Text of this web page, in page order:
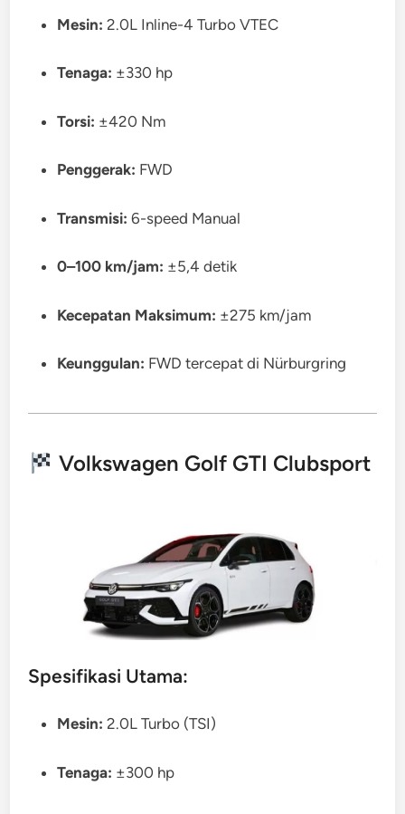
Mesin: 2.0L Inline-4 Turbo VTEC
Tenaga: ±330 hp
Torsi: ±420 Nm
Penggerak: FWD
Transmisi: 6-speed Manual
0–100 km/jam: ±5,4 detik
Kecepatan Maksimum: ±275 km/jam
Keunggulan: FWD tercepat di Nürburgring
Volkswagen Golf GTI Clubsport
Spesifikasi Utama:
Mesin: 2.0L Turbo (TSI)
Tenaga: ±300 hp